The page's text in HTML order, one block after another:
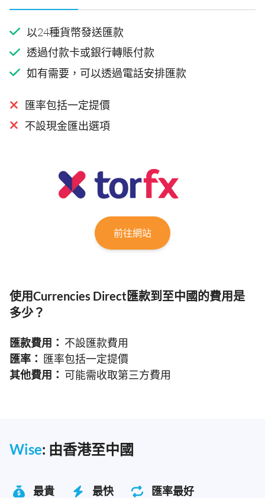
以24種貨幣發送匯款
透過付款卡或銀行轉賬付款
如有需要，可以透過電話安排匯款
匯率包括一定提價
不設現金匯出選項
前往網站
使用Currencies Direct匯款到至中國的費用是
多少？
匯款費用： 不設匯款費用
匯率： 匯率包括一定提價
其他費用： 可能需收取第三方費用
Wise: 由香港至中國
最貴 最快 匯率最好